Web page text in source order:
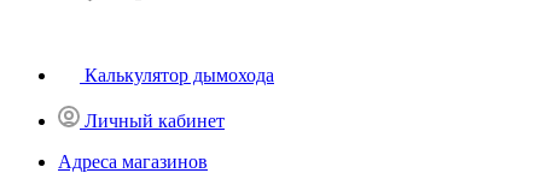
Калькулятор дымохода
Личный кабинет
Адреса магазинов